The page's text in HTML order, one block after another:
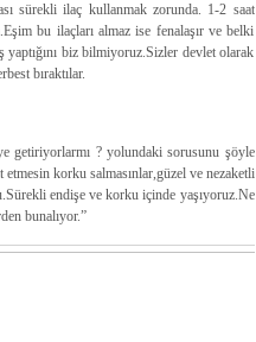
sürekli ilaç kullanmak zorunda. 1-2 saat
bu ilaçları almaz ise fenalaşır ve belki
yaptığını biz bilmiyoruz.Sizler devlet olarak
bıraktılar.
getiriyorlarmı ? yolundaki sorusunu şöyle
korku salmasınlar,güzel ve nezaketli
endişe ve korku içinde yaşıyoruz.Ne
bunalıyor.”